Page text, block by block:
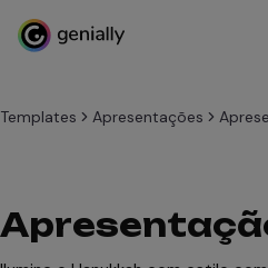
Templates Apresentações